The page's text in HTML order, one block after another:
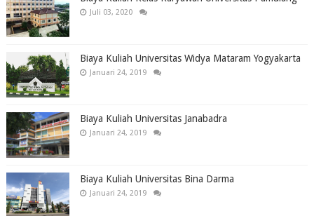
Juli 03, 2020
Biaya Kuliah Universitas Widya Mataram Yogyakarta
Januari 24, 2019
Biaya Kuliah Universitas Janabadra
Januari 24, 2019
Biaya Kuliah Universitas Bina Darma
Januari 24, 2019